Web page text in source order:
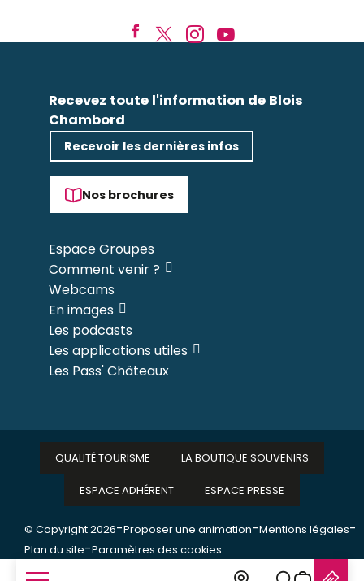
Recevez toute l'information de Blois
Chambord
Recevoir les dernières infos
Nos brochures
Espace Groupes
Comment venir ?
Webcams
En images
Les podcasts
Les applications utiles
Les Pass' Châteaux
© Copyright 2026-Proposer une animation-Mentions légales-
Plan du site-Paramètres des cookies
QUALITÉ TOURISME LA BOUTIQUE SOUVENIRS
ESPACE ADHÉRENT ESPACE PRESSE